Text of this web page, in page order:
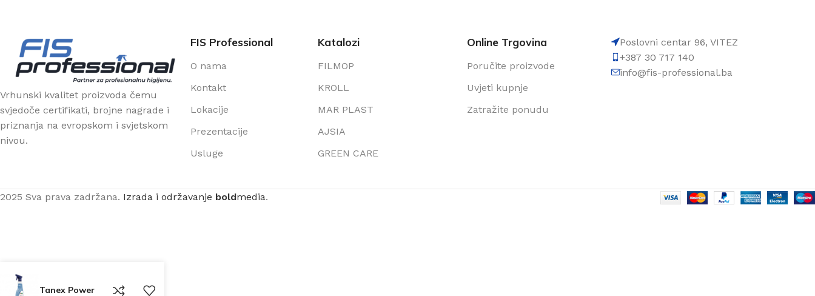
Vrhunski kvalitet proizvoda čemu
svjedoče certifikati, brojne nagrade i
priznanja na evropskom i svjetskom
nivou.
FIS Professional
O nama
Kontakt
Lokacije
Prezentacije
Usluge
Katalozi
FILMOP
KROLL
MAR PLAST
AJSIA
GREEN CARE
Online Trgovina
Poručite proizvode
Uvjeti kupnje
Zatražite ponudu
Poslovni centar 96, VITEZ
+387 30 717 140
info@fis-professional.ba
2025 Sva prava zadržana. Izrada i održavanje boldmedia.
Tanex Power